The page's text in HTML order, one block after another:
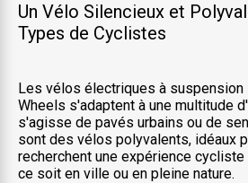
Un Vélo Silencieux et
Types de Cyclistes
Les vélos électriques à suspension
Wheels s'adaptent à une multitude
s'agisse de pavés urbains ou de
sont des vélos polyvalents, idéaux
recherchent une expérience
ce soit en ville ou en pleine nature.